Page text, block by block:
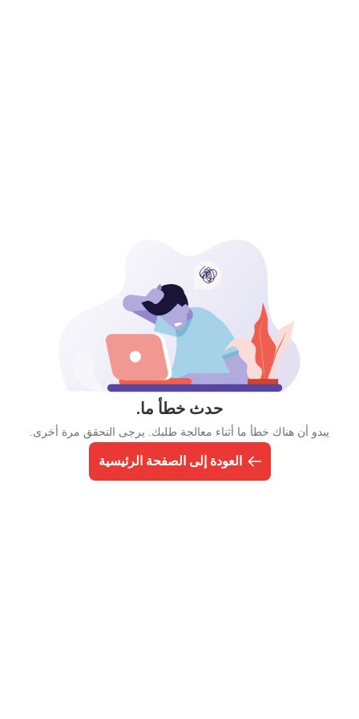
حدث خطأ ما.
يبدو أن هناك خطأ ما أثناء معالجة طلبك. يرجى التحقق مرة أخرى.
العودة إلى الصفحة الرئيسية